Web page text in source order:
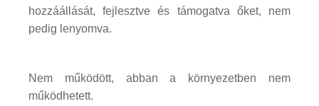
hozzáállását, fejlesztve és támogatva őket, nem
pedig lenyomva.
Nem működött, abban a környezetben nem
működhetett.